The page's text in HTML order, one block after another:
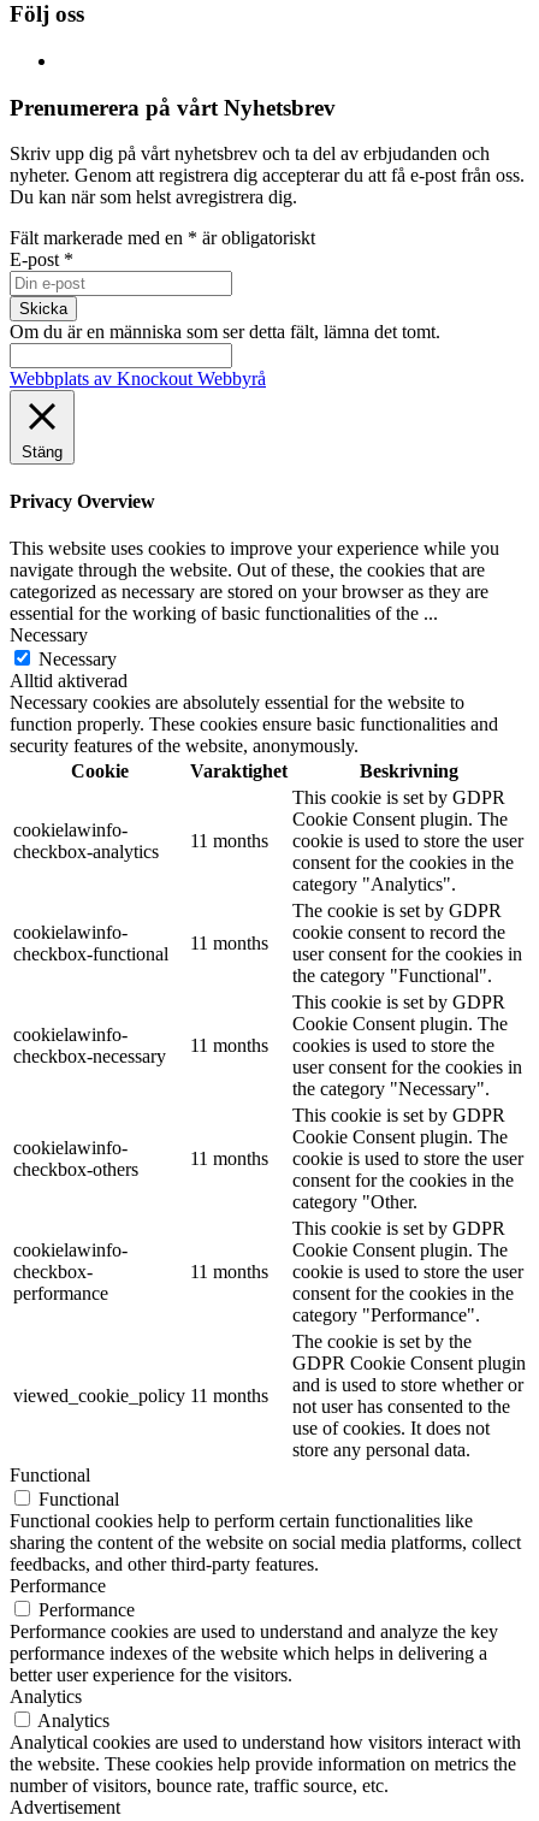
Följ oss
Prenumerera på vårt Nyhetsbrev
Skriv upp dig på vårt nyhetsbrev och ta del av erbjudanden och
nyheter. Genom att registrera dig accepterar du att få e-post från oss.
Du kan när som helst avregistrera dig.
Fält markerade med en * är obligatoriskt
E-post *
Om du är en människa som ser detta fält, lämna det tomt.
Webbplats av Knockout Webbyrå
Stäng
Privacy Overview
This website uses cookies to improve your experience while you
navigate through the website. Out of these, the cookies that are
categorized as necessary are stored on your browser as they are
essential for the working of basic functionalities of the ...
Necessary
Necessary
Alltid aktiverad
Necessary cookies are absolutely essential for the website to
function properly. These cookies ensure basic functionalities and
security features of the website, anonymously.
Cookie
Varaktighet Beskrivning
cookielawinfo-
checkbox-analytics
11 months
This cookie is set by GDPR
Cookie Consent plugin. The
cookie is used to store the user
consent for the cookies in the
category "Analytics".
cookielawinfo-
checkbox-functional
11 months
The cookie is set by GDPR
cookie consent to record the
user consent for the cookies in
the category "Functional".
cookielawinfo-
checkbox-necessary
11 months
This cookie is set by GDPR
Cookie Consent plugin. The
cookies is used to store the
user consent for the cookies in
the category "Necessary".
cookielawinfo-
checkbox-others
11 months
This cookie is set by GDPR
Cookie Consent plugin. The
cookie is used to store the user
consent for the cookies in the
category "Other.
cookielawinfo-
checkbox-
performance
11 months
This cookie is set by GDPR
Cookie Consent plugin. The
cookie is used to store the user
consent for the cookies in the
category "Performance".
viewed_cookie_policy 11 months
The cookie is set by the
GDPR Cookie Consent plugin
and is used to store whether or
not user has consented to the
use of cookies. It does not
store any personal data.
Functional
Functional
Functional cookies help to perform certain functionalities like
sharing the content of the website on social media platforms, collect
feedbacks, and other third-party features.
Performance
Performance
Performance cookies are used to understand and analyze the key
performance indexes of the website which helps in delivering a
better user experience for the visitors.
Analytics
Analytics
Analytical cookies are used to understand how visitors interact with
the website. These cookies help provide information on metrics the
number of visitors, bounce rate, traffic source, etc.
Advertisement